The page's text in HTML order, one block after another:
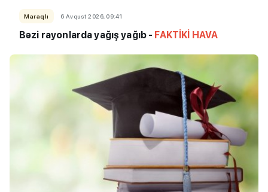
Maraqlı 6 Avqust 2026, 09:41
Bəzi rayonlarda yağış yağıb - FAKTİKİ HAVA